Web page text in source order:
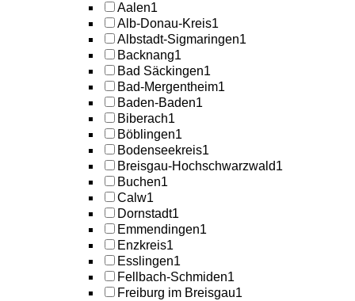
Aalen1
Alb-Donau-Kreis1
Albstadt-Sigmaringen1
Backnang1
Bad Säckingen1
Bad-Mergentheim1
Baden-Baden1
Biberach1
Böblingen1
Bodenseekreis1
Breisgau-Hochschwarzwald1
Buchen1
Calw1
Dornstadt1
Emmendingen1
Enzkreis1
Esslingen1
Fellbach-Schmiden1
Freiburg im Breisgau1